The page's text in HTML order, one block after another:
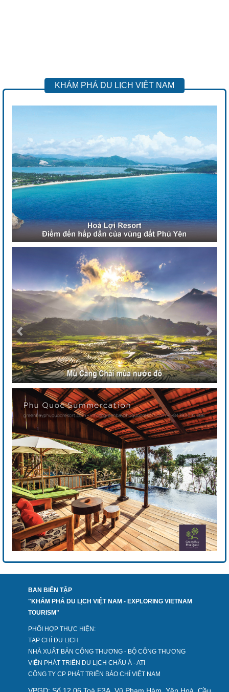
KHÁM PHÁ DU LỊCH VIỆT NAM
Previous Next
BAN BIÊN TẬP
"KHÁM PHÁ DU LỊCH VIỆT NAM - EXPLORING VIETNAM
TOURISM"
PHỐI HỢP THỰC HIỆN:
TẠP CHÍ DU LỊCH
NHÀ XUẤT BẢN CÔNG THƯƠNG - BỘ CÔNG THƯƠNG
VIỆN PHÁT TRIỂN DU LỊCH CHÂU Á - ATI
CÔNG TY CP PHÁT TRIỂN BÁO CHÍ VIỆT NAM
VPGD: Số 12.06 Toà E3A, Vũ Phạm Hàm, Yên Hoà, Cầu